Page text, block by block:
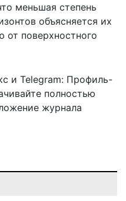
меньшая степень
объясняется их
от поверхностного
и Telegram: Профиль-
полностью
журнала